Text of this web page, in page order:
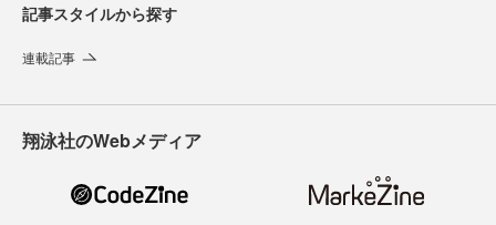
記事スタイルから探す
連載記事
翔泳社のWebメディア